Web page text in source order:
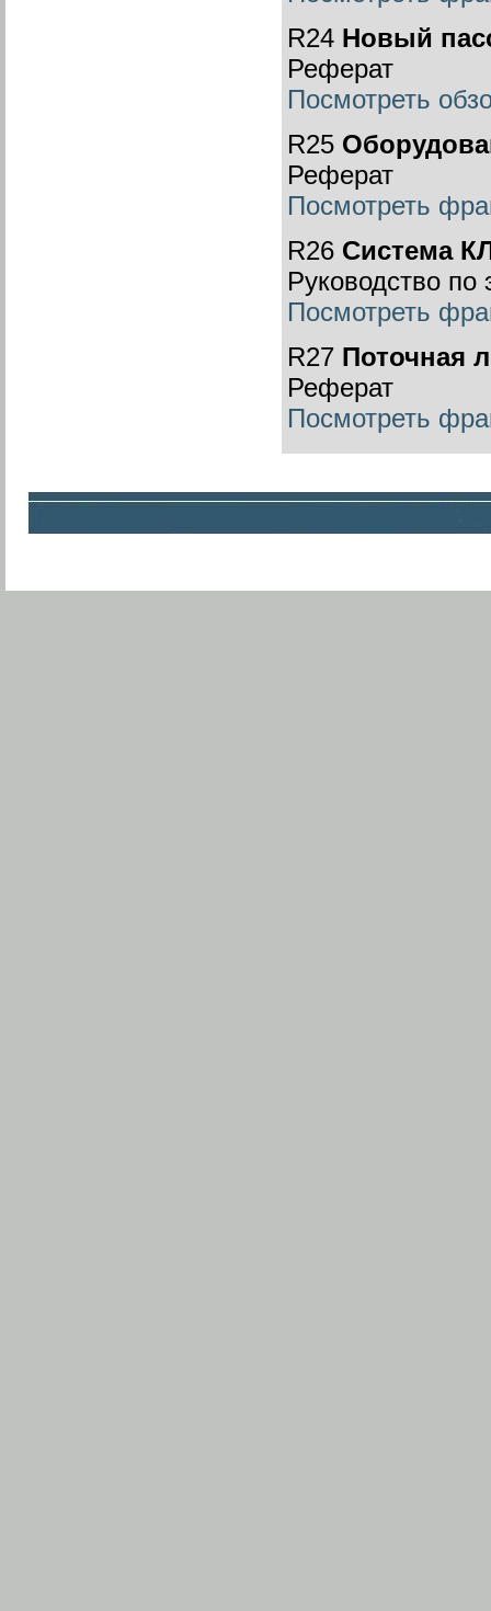
R24 Новый
Реферат
Посмотреть
R25
Реферат
Посмотреть
R26 Система
Руководство по
Посмотреть
R27 Поточная
Реферат
Посмотреть